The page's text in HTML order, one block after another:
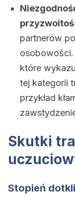
partnerów
które
tej kategorii
przykład
Skutki
Stopień